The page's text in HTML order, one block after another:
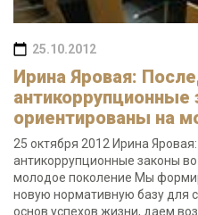
25.10.2012
Ирина Яровая:
ориентированы на
25 октября 2012 Ирина
антикоррупционные законы
молодое поколение Мы
новую нормативную базу для
основ успехов жизни, даем